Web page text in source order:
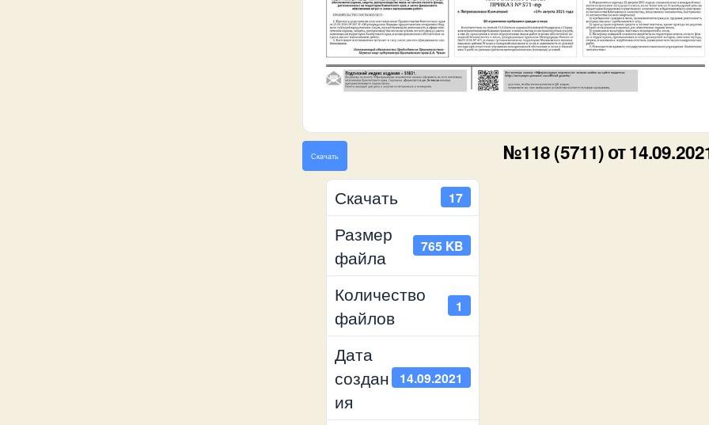
Скачать
Скачать 17
Размер
файла
765 KB
Количество
файлов
1
Дата
создан
ия
14.09.2021
№118 (5711) от